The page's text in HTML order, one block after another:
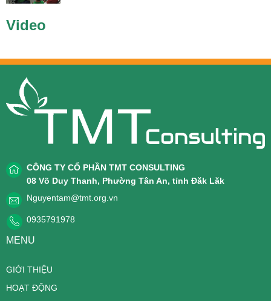
Video
CÔNG TY CỔ PHẦN TMT CONSULTING
08 Võ Duy Thanh, Phường Tân An, tỉnh Đăk Lăk
Nguyentam@tmt.org.vn
0935791978
MENU
GIỚI THIỆU
HOẠT ĐỘNG